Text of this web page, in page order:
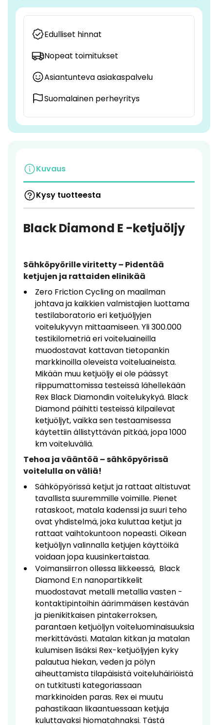
Edulliset hinnat
Nopeat toimitukset
Asiantunteva asiakaspalvelu
Suomalainen perheyritys
Kuvaus
Kysy tuotteesta
Black Diamond E -ketjuöljy
Sähköpyörille viritetty – Pidentää
ketjujen ja rattaiden elinikää
Zero Friction Cycling on maailman
johtava ja kaikkien valmistajien luottama
testilaboratorio eri ketjuöljyjen
voitelukyvyn mittaamiseen. Yli 300.000
testikilometriä eri voiteluaineilla
muodostavat kattavan tietopankin
markkinoilla oleveista voiteluaineista.
Mikään muu ketjuöljy ei ole päässyt
riippumattomissa testeissä lähellekään
Rex Black Diamondin voitelukykyä. Black
Diamond päihitti testeissä kilpailevat
ketjuöljyt, vaikka sen testaamisessa
käytettiin ällistyttävän pitkää, jopa 1000
km voiteluväliä.
Tehoa ja vääntöä – sähköpyörissä
voitelulla on väliä!
Sähköpyörissä ketjut ja rattaat altistuvat
tavallista suuremmille voimille. Pienet
rataskoot, matala kadenssi ja suuri teho
ovat yhdistelmä, joka kuluttaa ketjut ja
rattaat vaihtokuntoon nopeasti. Oikean
ketjuöljyn valinnalla ketjujen käyttöikä
voidaan jopa kuusinkertaistaa.
Voimansiirron ollessa liikkeessä, Black
Diamond E:n nanopartikkelit
muodostavat metalli metallia vasten -
kontaktipintoihin äärimmäisen kestävän
ja pienikitkaisen pintakerroksen,
parantaen ketjuöljyn voiteluominaisuuksia
merkittävästi. Matalan kitkan ja matalan
kulumisen lisäksi Rex-ketjuöljyjen kyky
palautua hiekan, veden ja pölyn
aiheuttamista tilapäisistä voiteluhäiriöistä
on tutkitusti kategoriassaan
markkinoiden paras. Rex ei muutu
pahastikaan likaantuessaan ketjuja
kuluttavaksi hiomatahnaksi. Tästä